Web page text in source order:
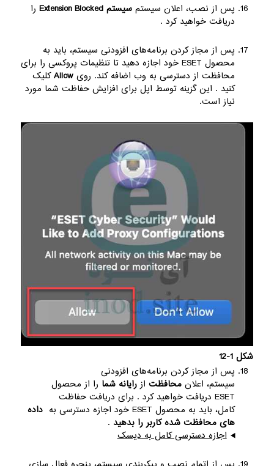
پس از نصب، اعلان سیستم سیستم Extension Blocked
را
دریافت خواهید کرد .
پس از مجاز کردن برنامه‌های افزودنی سیستم، باید به
محصول ESET خود اجازه دهید تا تنظیمات پروکسی را برای
محافظت از دسترسی به وب اضافه کند. روی Allowکلیک
کنید . این گزینه توسط اپل برای افزایش حفاظت شما مورد
نیاز است.
شکل 1-12
پس از مجاز کردن برنامه‌های افزودنی
سیستم، اعلان محافظتازرایانه شما را از محصول
ESET دریافت خواهید کرد . برای دریافت حفاظت
کامل، باید به محصول ESET خود اجازه دسترسی به
داده
های محافظت شدهکاربر را بدهید .
اجازه دسترسی کامل به دیسک